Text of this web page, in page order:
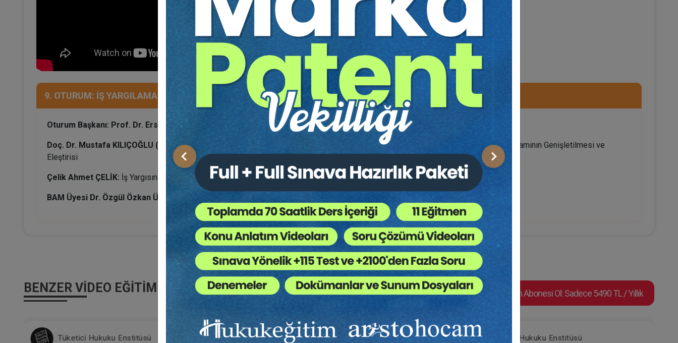
Önceki Sonraki
9. OTURUM: İŞ YARGILAMASI HUKUKU - 2
Oturum Başkanı: Prof. Dr. Ersin ERDOĞAN
Doç. Dr. Mustafa KILIÇOĞLU (Yarg. 9. HD. Onursal Başkanı):
Bedensel Zararların Tazmini Yargılamasında, Usuli Kazanılmış Hak Kavramının Genişletilmesi ve
Eleştirisi
Çelik Ahmet ÇELİK: İş Yargısında Haksız ve Adaletsiz Uygulamalar
BAM Üyesi Dr. Özgül Özkan ÜRÜN:
BENZER VIDEO EĞITIMLER Video Eğitim Abonesi Ol: Sadece 5490 TL / Yıllık
Tüketici Hukuku Enstitüsü Tüketici Hukuku Enstitüsü Tüketici Hukuku Enstitüsü